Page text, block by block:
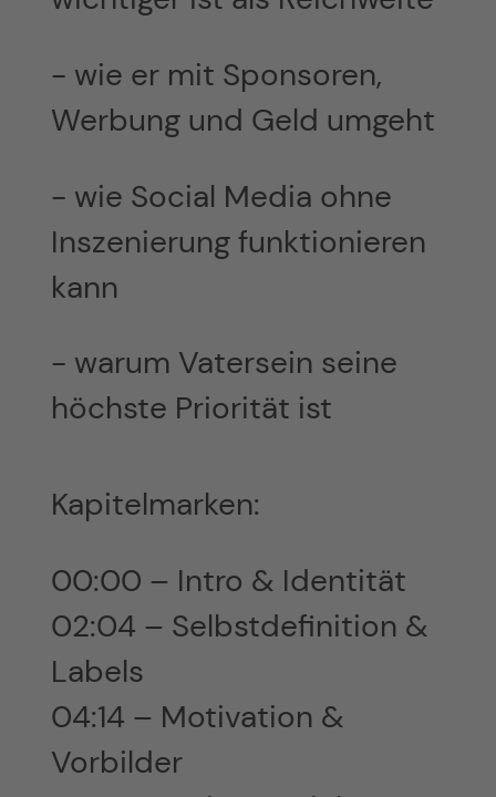
- wie er mit Sponsoren,
Werbung und Geld umgeht
- wie Social Media ohne
Inszenierung funktionieren
kann
- warum Vatersein seine
höchste Priorität ist
Kapitelmarken:
00:00 – Intro & Identität
02:04 – Selbstdefinition &
Labels
04:14 – Motivation &
Vorbilder